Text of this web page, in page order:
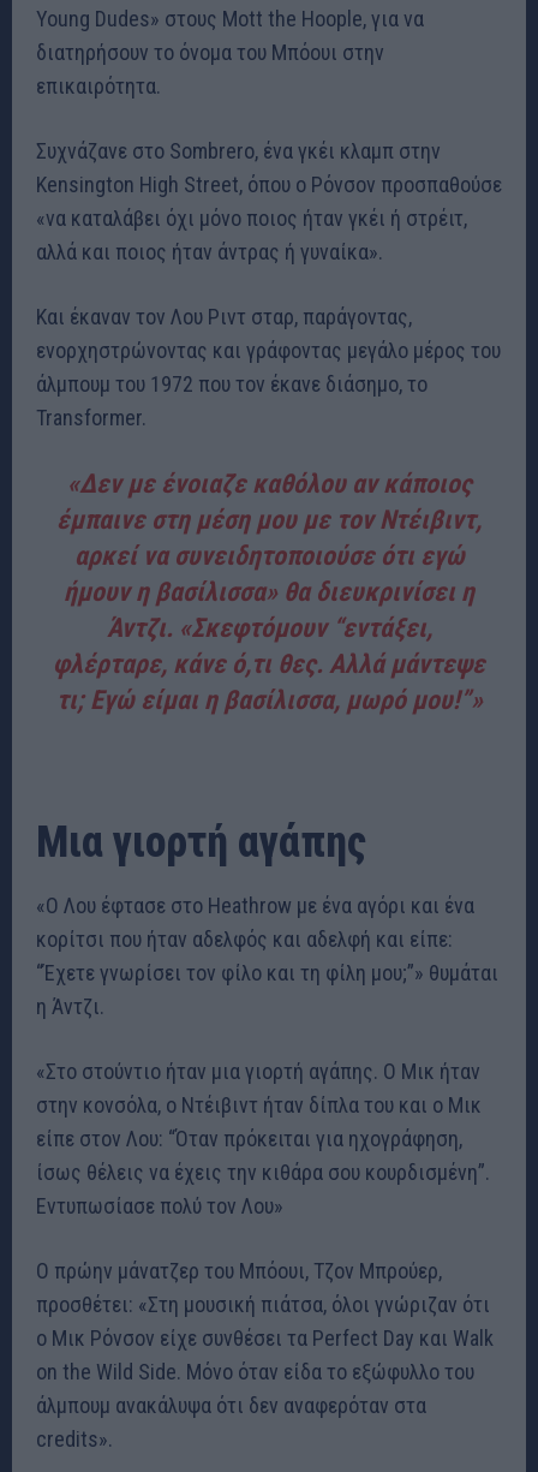
Young Dudes» στους Mott the Hoople, για να
διατηρήσουν το όνομα του Μπόουι στην
επικαιρότητα.
Συχνάζανε στο Sombrero, ένα γκέι κλαμπ στην
Kensington High Street, όπου ο Ρόνσον προσπαθούσε
«να καταλάβει όχι μόνο ποιος ήταν γκέι ή στρέιτ,
αλλά και ποιος ήταν άντρας ή γυναίκα».
Και έκαναν τον Λου Ριντ σταρ, παράγοντας,
ενορχηστρώνοντας και γράφοντας μεγάλο μέρος του
άλμπουμ του 1972 που τον έκανε διάσημο, το
Transformer.
«Δεν με ένοιαζε καθόλου αν κάποιος
έμπαινε στη μέση μου με τον Ντέιβιντ,
αρκεί να συνειδητοποιούσε ότι εγώ
ήμουν η βασίλισσα» θα διευκρινίσει η
Άντζι. «Σκεφτόμουν “εντάξει,
φλέρταρε, κάνε ό,τι θες. Αλλά μάντεψε
τι; Εγώ είμαι η βασίλισσα, μωρό μου!”»
Μια γιορτή αγάπης
«Ο Λου έφτασε στο Heathrow με ένα αγόρι και ένα
κορίτσι που ήταν αδελφός και αδελφή και είπε:
“Έχετε γνωρίσει τον φίλο και τη φίλη μου;”» θυμάται
η Άντζι.
«Στο στούντιο ήταν μια γιορτή αγάπης. Ο Μικ ήταν
στην κονσόλα, ο Ντέιβιντ ήταν δίπλα του και ο Μικ
είπε στον Λου: “Όταν πρόκειται για ηχογράφηση,
ίσως θέλεις να έχεις την κιθάρα σου κουρδισμένη”.
Εντυπωσίασε πολύ τον Λου»
Ο πρώην μάνατζερ του Μπόουι, Τζον Μπρούερ,
προσθέτει: «Στη μουσική πιάτσα, όλοι γνώριζαν ότι
ο Μικ Ρόνσον είχε συνθέσει τα Perfect Day και Walk
on the Wild Side. Μόνο όταν είδα το εξώφυλλο του
άλμπουμ ανακάλυψα ότι δεν αναφερόταν στα
credits».